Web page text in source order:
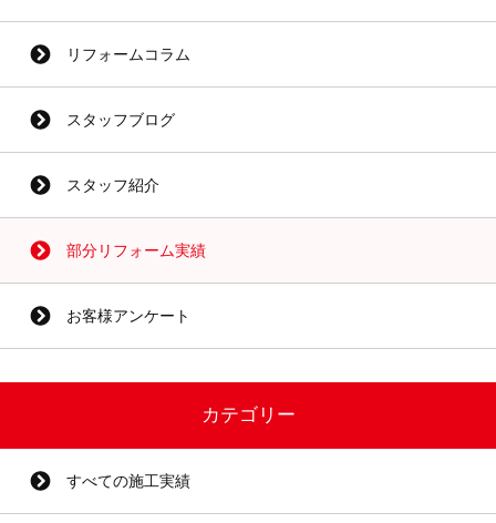
リフォームコラム
スタッフブログ
スタッフ紹介
部分リフォーム実績
お客様アンケート
カテゴリー
すべての施工実績